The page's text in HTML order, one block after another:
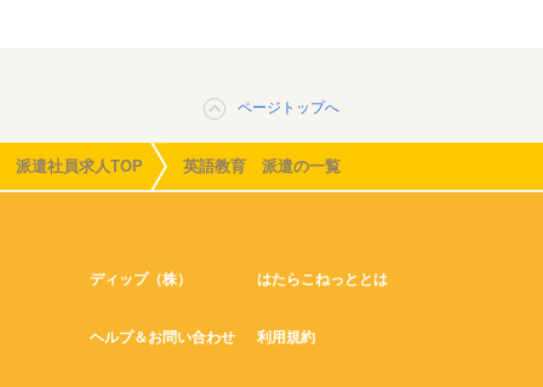
ページトップへ
派遣社員求人TOP 英語教育 派遣の一覧
ディップ（株） はたらこねっととは
ヘルプ＆お問い合わせ 利用規約